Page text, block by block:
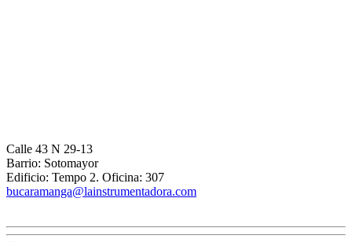
Calle 43 N 29-13
Barrio: Sotomayor
Edificio: Tempo 2. Oficina: 307
bucaramanga@lainstrumentadora.com